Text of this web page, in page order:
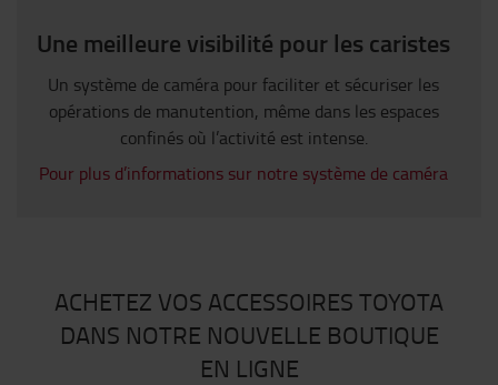
Une meilleure visibilité pour les caristes
Un système de caméra pour faciliter et sécuriser les
opérations de manutention, même dans les espaces
confinés où l’activité est intense.
Pour plus d’informations sur notre système de caméra
ACHETEZ VOS ACCESSOIRES TOYOTA
DANS NOTRE NOUVELLE BOUTIQUE
EN LIGNE